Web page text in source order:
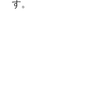
す。